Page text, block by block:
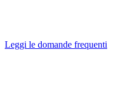
Leggi le domande frequenti